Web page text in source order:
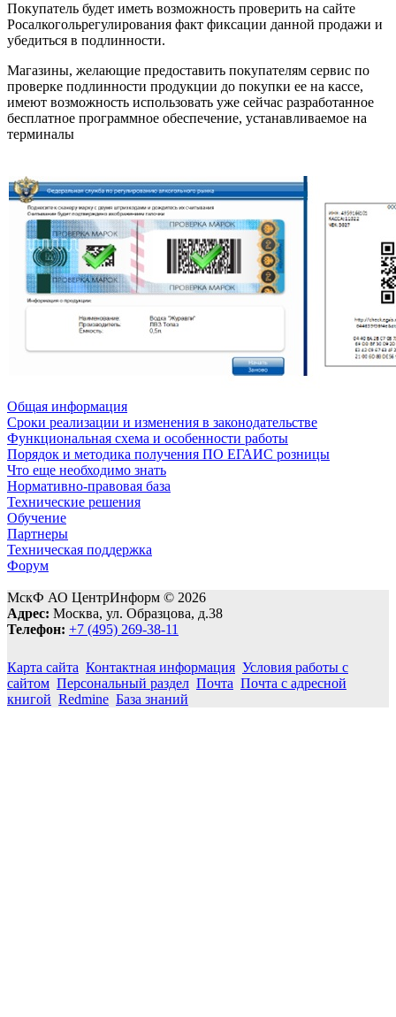
Покупатель будет иметь возможность проверить на сайте
Росалкогольрегулирования факт фиксации данной продажи и
убедиться в подлинности.
Магазины, желающие предоставить покупателям сервис по
проверке подлинности продукции до покупки ее на кассе,
имеют возможность использовать уже сейчас разработанное
бесплатное программное обеспечение, устанавливаемое на
терминалы
Общая информация
Сроки реализации и изменения в законодательстве
Функциональная схема и особенности работы
Порядок и методика получения ПО ЕГАИС розницы
Что еще необходимо знать
Нормативно-правовая база
Технические решения
Обучение
Партнеры
Техническая поддержка
Форум
МскФ АО ЦентрИнформ © 2026
Адрес: Москва, ул. Образцова, д.38
Телефон: +7 (495) 269-38-11
Карта сайта Контактная информация Условия работы с
сайтом Персональный раздел Почта Почта с адресной
книгой Redmine База знаний